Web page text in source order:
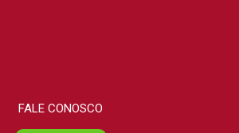
FALE CONOSCO